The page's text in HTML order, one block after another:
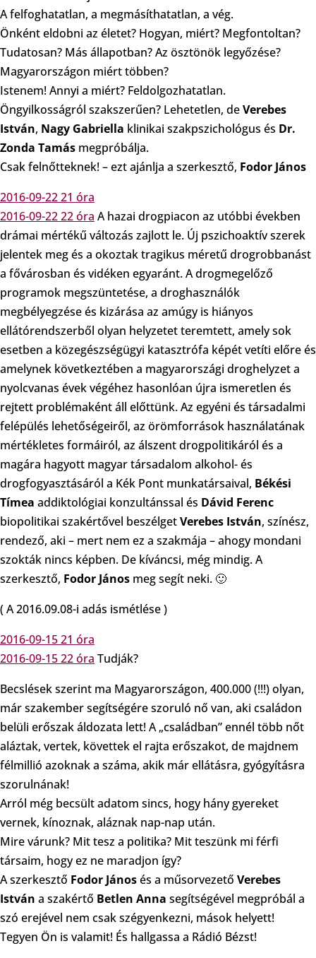
A felfoghatatlan, a megmásíthatatlan, a vég.
Önként eldobni az életet? Hogyan, miért? Megfontoltan?
Tudatosan? Más állapotban? Az ösztönök legyőzése?
Magyarországon miért többen?
Istenem! Annyi a miért? Feldolgozhatatlan.
Öngyilkosságról szakszerűen? Lehetetlen, deVerebes
István, Nagy Gabriella klinikai szakpszichológus és Dr.
Zonda Tamás megpróbálja.
Csak felnőtteknek! – ezt ajánlja a szerkesztő, Fodor János
2016-09-22 21 óra
2016-09-22 22 óra A hazai drogpiacon az utóbbi években
drámai mértékű változás zajlott le. Új pszichoaktív szerek
jelentek meg és a okoztak tragikus méretű drogrobbanást
a fővárosban és vidéken egyaránt. A drogmegelőző
programok megszüntetése, a droghasználók
megbélyegzése és kizárása az amúgy is hiányos
ellátórendszerből olyan helyzetet teremtett, amely sok
esetben a közegészségügyi katasztrófa képét vetíti előre és
amelynek következtében a magyarországi droghelyzet a
nyolcvanas évek végéhez hasonlóan újra ismeretlen és
rejtett problémaként áll előttünk. Az egyéni és társadalmi
felépülés lehetőségeiről, az örömforrások használatának
mértékletes formáiról, az álszent drogpolitikáról és a
magára hagyott magyar társadalom alkohol- és
drogfogyasztásáról a Kék Pont munkatársaival, Békési
Tímea addiktológiai konzultánssal és Dávid Ferenc
biopolitikai szakértővel beszélgetVerebes István, színész,
rendező, aki – mert nem ez a szakmája – ahogy mondani
szokták nincs képben. De kíváncsi, még mindig. A
szerkesztő, Fodor János meg segít neki. 🙂
( A 2016.09.08-i adás ismétlése )
2016-09-15 21 óra
2016-09-15 22 óra Tudják?
Becslések szerint ma Magyarországon, 400.000 (!!!) olyan,
már szakember segítségére szoruló nő van, aki családon
belüli erőszak áldozata lett! A „családban” ennél több nőt
aláztak, vertek, követtek el rajta erőszakot, de majdnem
félmillió azoknak a száma, akik már ellátásra, gyógyításra
szorulnának!
Arról még becsült adatom sincs, hogy hány gyereket
vernek, kínoznak, aláznak nap-nap után.
Mire várunk? Mit tesz a politika? Mit teszünk mi férfi
társaim, hogy ez ne maradjon így?
A szerkesztő Fodor Jánosés a műsorvezető Verebes
István a szakértő Betlen Anna segítségével megpróbál a
szó erejével nem csak szégyenkezni, mások helyett!
Tegyen Ön is valamit! És hallgassa a Rádió Bézst!